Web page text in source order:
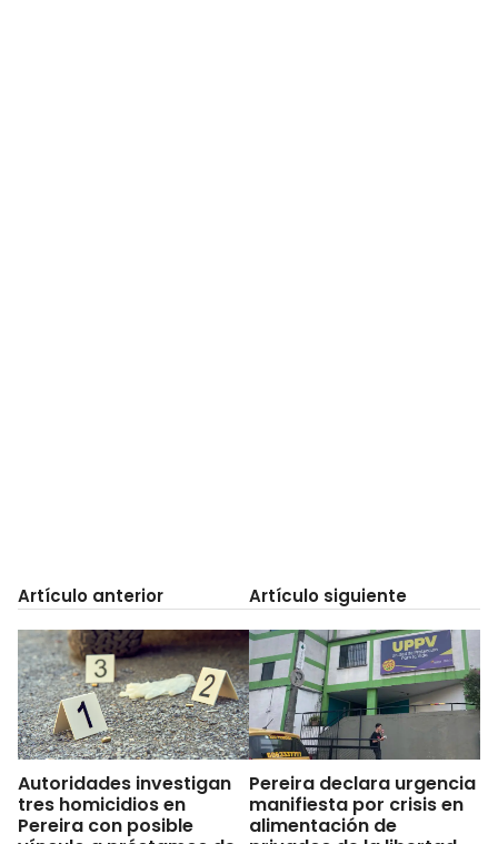
Artículo anterior
Autoridades investigan
tres homicidios en
Pereira con posible
Artículo siguiente
Pereira declara urgencia
manifiesta por crisis en
alimentación de